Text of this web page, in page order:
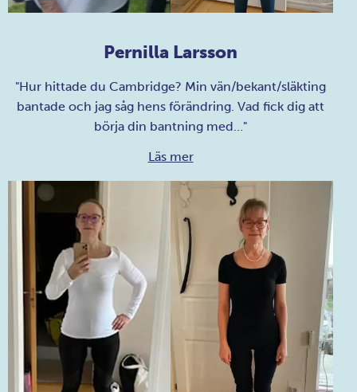
Pernilla Larsson
"Hur hittade du Cambridge? Min vän/bekant/släkting
bantade och jag såg hens förändring. Vad fick dig att
börja din bantning med…"
Läs mer